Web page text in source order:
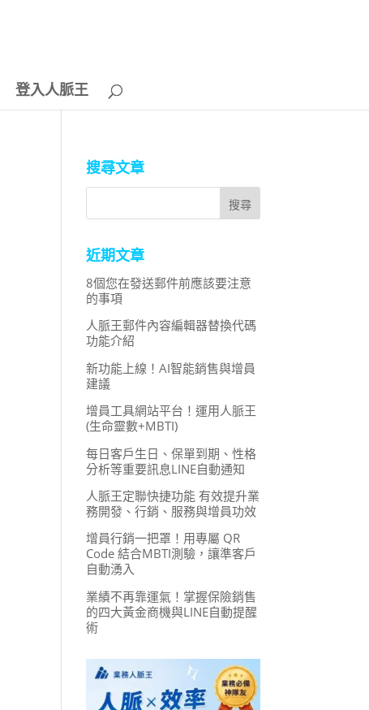
登入人脈王
搜尋文章
近期文章
8個您在發送郵件前應該要注意
的事項
人脈王郵件內容編輯器替換代碼
功能介紹
新功能上線！AI智能銷售與增員
建議
增員工具網站平台！運用人脈王
(生命靈數+MBTI)
每日客戶生日、保單到期、性格
分析等重要訊息LINE自動通知
人脈王定聯快捷功能 有效提升業
務開發、行銷、服務與增員功效
增員行銷一把罩！用專屬 QR
Code 結合MBTI測驗，讓準客戶
自動湧入
業績不再靠運氣！掌握保險銷售
的四大黃金商機與LINE自動提醒
術